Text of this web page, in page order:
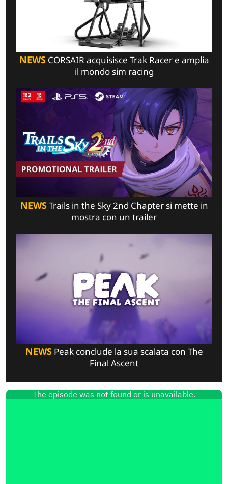
NEWSCORSAIR acquisisce Trak Racer e amplia
il mondo sim racing
NEWSTrails in the Sky 2nd Chapter si mette in
mostra con un trailer
NEWSPeak conclude la sua scalata con The
Final Ascent